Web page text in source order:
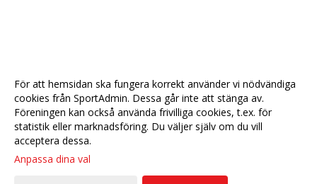
För att hemsidan ska fungera korrekt använder vi nödvändiga
cookies från SportAdmin. Dessa går inte att stänga av.
Föreningen kan också använda frivilliga cookies, t.ex. för
statistik eller marknadsföring. Du väljer själv om du vill
acceptera dessa.
Anpassa dina val